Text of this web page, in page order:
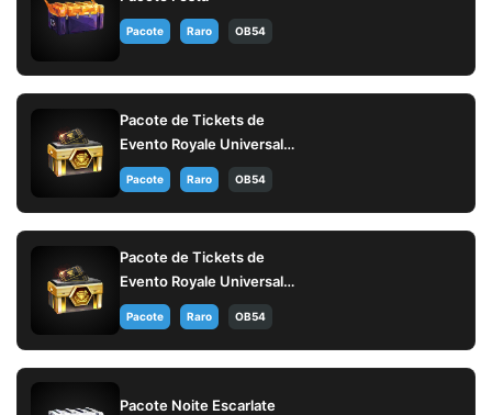
Pacote Raro OB54
Pacote de Tickets de
Evento Royale Universal
11
Pacote Raro OB54
Pacote de Tickets de
Evento Royale Universal
10
Pacote Raro OB54
Pacote Noite Escarlate